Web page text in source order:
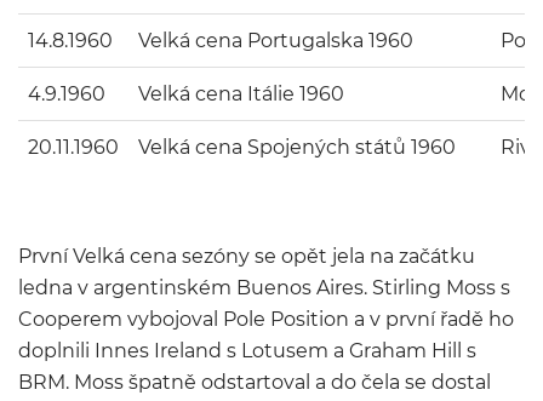
14.8.1960 Velká cena Portugalska 1960
4.9.1960 Velká cena Itálie 1960
20.11.1960 Velká cena Spojených států 1960
První Velká cena sezóny se opět jela na začátku
ledna v argentinském Buenos Aires. Stirling Moss s
Cooperem vybojoval Pole Position a v první řadě ho
doplnili Innes Ireland s Lotusem a Graham Hill s
BRM. Moss špatně odstartoval a do čela se dostal